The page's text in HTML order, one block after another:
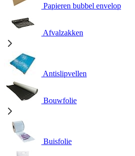
Papieren bubbel envelop
Afvalzakken
Antislipvellen
Bouwfolie
Buisfolie